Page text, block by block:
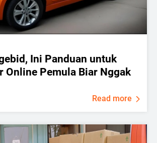
Ini Panduan untuk
Online Pemula Biar Nggak
Read more